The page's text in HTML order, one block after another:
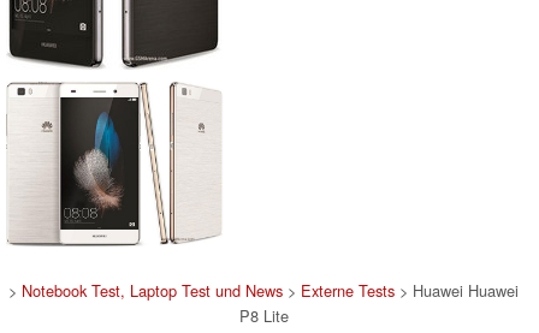
> Notebook Test, Laptop Test und News > Externe Tests > Huawei Huawei
P8 Lite